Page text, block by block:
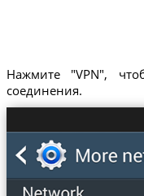
Нажмите "VPN",
соединения.